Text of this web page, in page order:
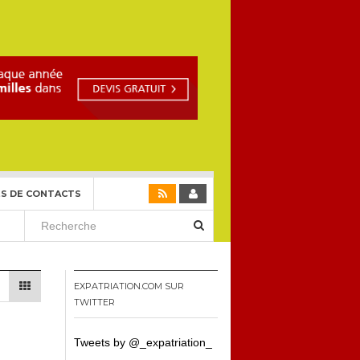
DE CONTACTS
EXPATRIATION.COM SUR
TWITTER
Tweets by @_expatriation_